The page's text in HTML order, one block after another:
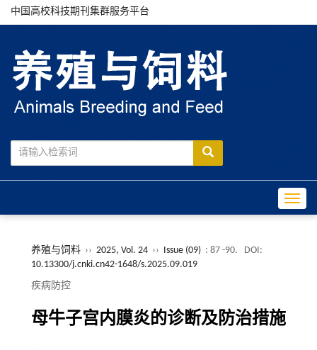
中国高校科技期刊集群服务平台
养殖与饲料 ›› 2025, Vol. 24 ›› Issue (09) : 87 -90.
DOI:
10.13300/j.cnki.cn42-1648/s.2025.09.019
疾病防控
母牛子宫内膜炎的诊断及防治措施